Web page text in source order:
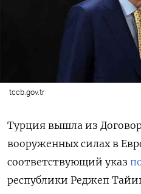
tccb.gov.tr
Турция вышла из
вооруженных силах в
соответствующий указ
республики Реджеп